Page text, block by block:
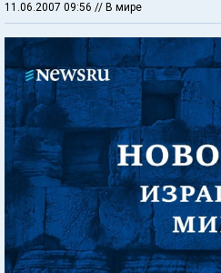
11.06.2007 09:56 // В мире